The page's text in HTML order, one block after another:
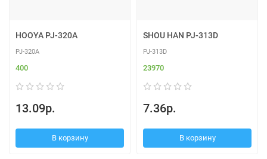
HOOYA PJ-320A
PJ-320A
400
13.09р.
В корзину
SHOU HAN PJ-313D
PJ-313D
23970
7.36р.
В корзину